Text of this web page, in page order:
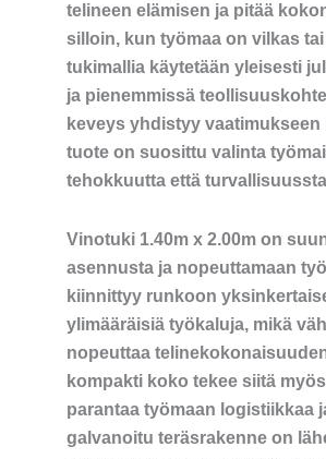
telineen elämisen ja pitää
silloin, kun työmaa on vilkas
tukimallia käytetään yleisesti
ja pienemmissä
keveys yhdistyy
tuote on suosittu valinta
tehokkuutta että
Vinotuki 1.40m x 2.00m on
asennusta ja nopeuttamaan
kiinnittyy runkoon
ylimääräisiä työkaluja, mikä
nopeuttaa
kompakti koko tekee siitä
parantaa työmaan logistiikkaa
galvanoitu teräsrakenne on